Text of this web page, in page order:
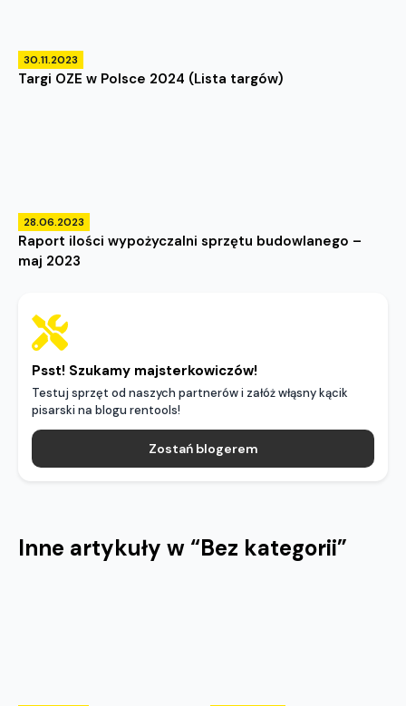
30.11.2023
Targi OZE w Polsce 2024 (Lista targów)
28.06.2023
Raport ilości wypożyczalni sprzętu budowlanego –
maj 2023
Psst! Szukamy majsterkowiczów!
Testuj sprzęt od naszych partnerów i załóż włąsny kącik
pisarski na blogu rentools!
Zostań blogerem
Inne artykuły w “Bez kategorii”